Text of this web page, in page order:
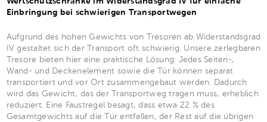
Einbringung bei schwierigen Transportwegen
Aufgrund des hohen Gewichts von Tresoren ab Widerstandsgrad
IV gestaltet sich der Transport oft schwierig. Unsere zerlegbaren
Tresore bieten hier eine praktische Lösung: Jedes Seiten-,
Wand- und Deckenelement sowie die Tür können separat
transportiert und vor Ort zusammengebaut werden. Dadurch
wird das Gewicht, das der Transportweg tragen muss, erheblich
reduziert. Eine Faustregel besagt, dass etwa 22 % des
Gesamtgewichts auf die Tür entfallen, der Rest auf die übrigen